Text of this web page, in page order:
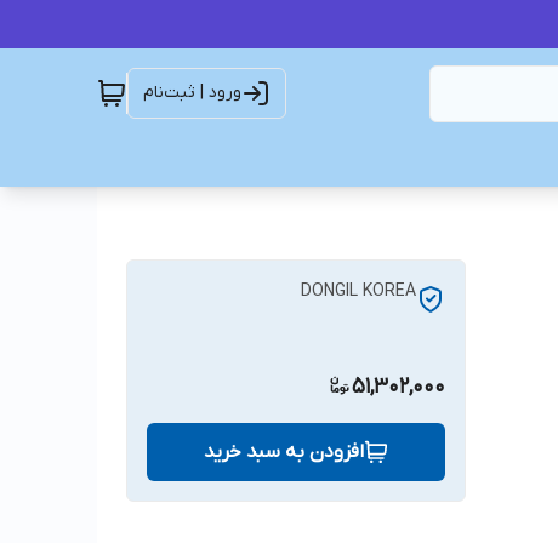
ورود | ثبت‌نام
DONGIL KOREA
51,302,000
افزودن به سبد خرید